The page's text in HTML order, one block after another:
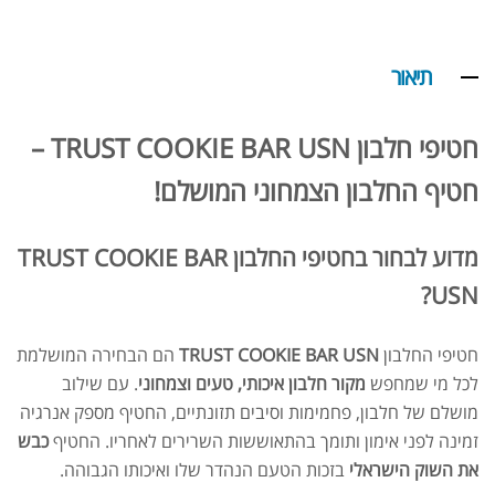
תיאור
חטיפי חלבון TRUST COOKIE BAR USN –
חטיף החלבון הצמחוני המושלם!
מדוע לבחור בחטיפי החלבון TRUST COOKIE BAR
USN?
חטיפי החלבוןTRUST COOKIE BAR USN הם הבחירה המושלמת
לכל מי שמחפש מקור חלבון איכותי, טעים וצמחוני. עם שילוב
מושלם של חלבון, פחמימות וסיבים תזונתיים, החטיף מספק אנרגיה
זמינה לפני אימון ותומך בהתאוששות השרירים לאחריו. החטיףכבש
את השוק הישראלי בזכות הטעם הנהדר שלו ואיכותו הגבוהה.